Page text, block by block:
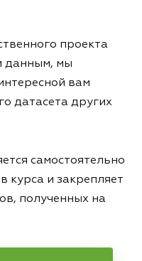
проекта
данным, мы
вам
датасета других
самостоятельно
курса и закрепляет
полученных на